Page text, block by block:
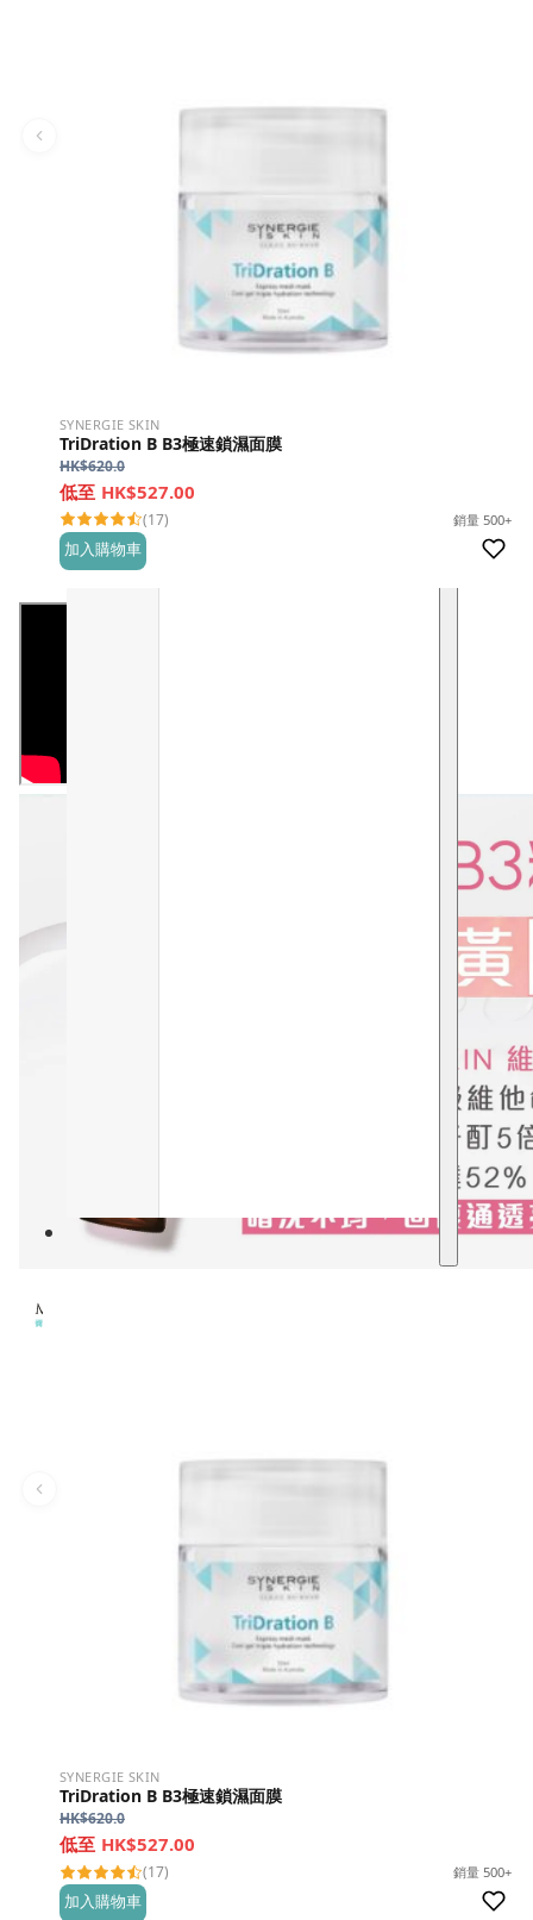
SYNERGIE SKIN
TriDration B B3極速鎖濕面膜
HK$620.0
HK$527.00
(17) 銷量 500+
加入購物車
SYNERGIE SKIN
TriDration B B3極速鎖濕面膜
HK$620.0
HK$527.00
(17) 銷量 500+
加入購物車